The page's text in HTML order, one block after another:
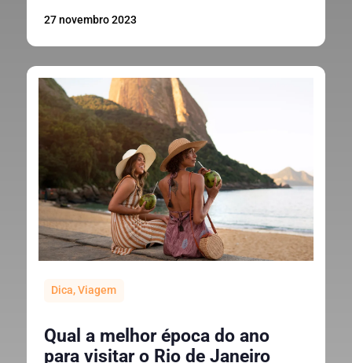
27 novembro 2023
Dica,Viagem
Qual a melhor época do ano
para visitar o Rio de Janeiro